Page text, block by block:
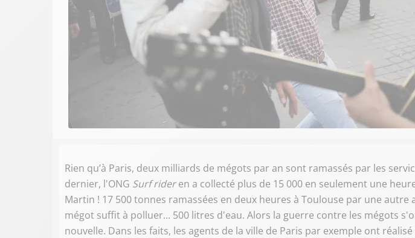
Rien qu’à Paris, deux milliards de mégots par an sont ramassés par les
dernier, l'ONG Surf rideren a collecté plus de 15 000 en seulement une
Martin ! 17 500 tonnes ramassées en deux heures à Toulouse par une autre
mégot suffit à polluer... 500 litres d'eau. Alors la guerre contre les mégots
nouvelle. Dans les faits, les agents de la ville de Paris par exemple ont